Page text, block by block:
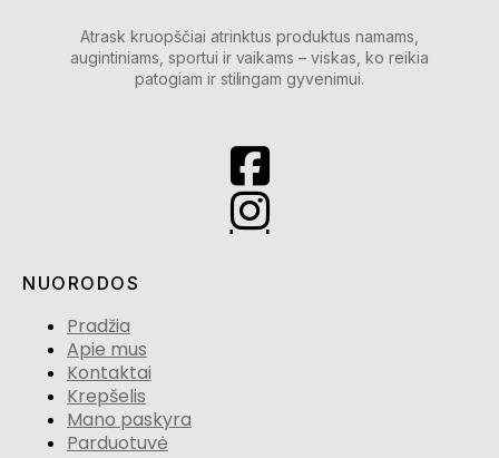
Atrask kruopščiai atrinktus produktus namams,
augintiniams, sportui ir vaikams – viskas, ko reikia
patogiam ir stilingam gyvenimui.
NUORODOS
Pradžia
Apie mus
Kontaktai
Krepšelis
Mano paskyra
Parduotuvė